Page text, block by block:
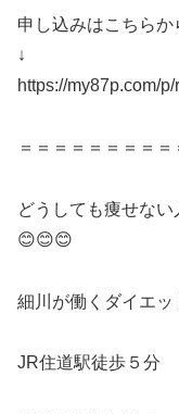
申し込みはこちらか
↓
https://my87p.com/
＝＝＝＝＝＝＝＝
どうしても痩せな
😊😊😊
細川が働くダイエッ
JR住道駅徒歩５分